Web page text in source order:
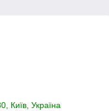
Київ, Україна